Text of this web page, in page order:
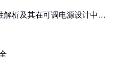
解析及其在可调电源设计中的